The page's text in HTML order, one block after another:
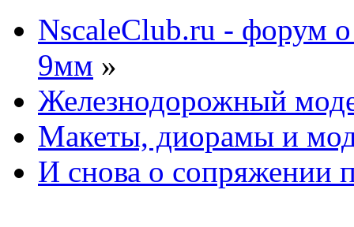
NscaleClub.ru - форум
9мм »
Железнодорожный
Макеты, диорамы и
И снова о сопряжении